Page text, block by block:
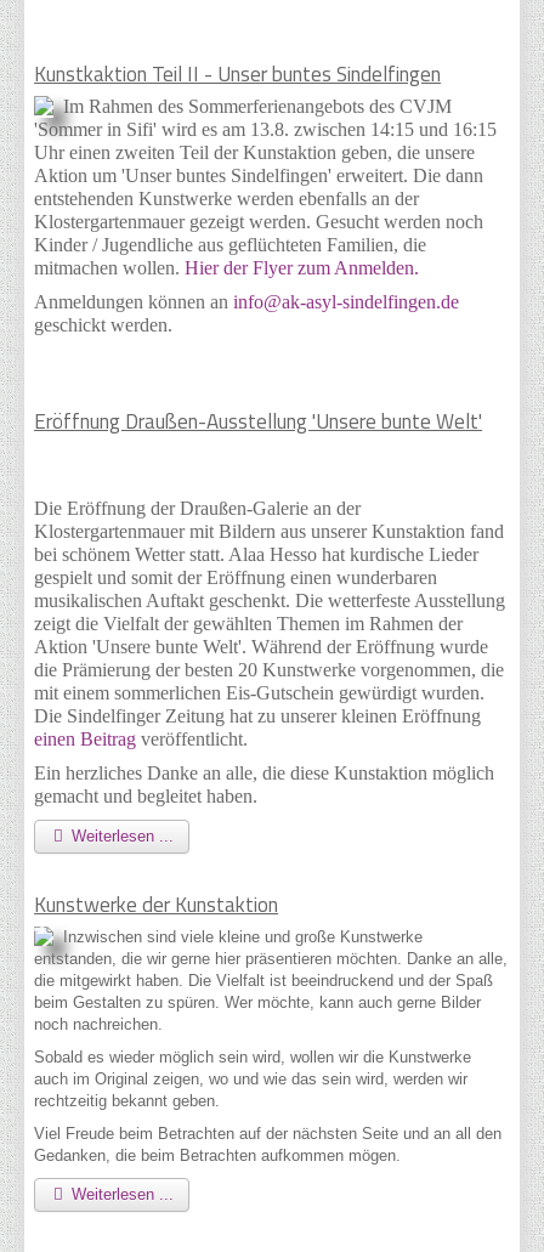
Kunstkaktion Teil II - Unser buntes Sindelfingen
Im Rahmen des Sommerferienangebots des CVJM
'Sommer in Sifi' wird es am 13.8. zwischen 14:15 und 16:15
Uhr einen zweiten Teil der Kunstaktion geben, die unsere
Aktion um 'Unser buntes Sindelfingen' erweitert. Die dann
entstehenden Kunstwerke werden ebenfalls an der
Klostergartenmauer gezeigt werden. Gesucht werden noch
Kinder / Jugendliche aus geflüchteten Familien, die
mitmachen wollen.Hier der Flyer zum Anmelden.
Anmeldungen können aninfo@ak-asyl-sindelfingen.de
geschickt werden.
Eröffnung Draußen-Ausstellung 'Unsere bunte Welt'
Die Eröffnung der Draußen-Galerie an der
Klostergartenmauer mit Bildern aus unserer Kunstaktion fand
bei schönem Wetter statt. Alaa Hesso hat kurdische Lieder
gespielt und somit der Eröffnung einen wunderbaren
musikalischen Auftakt geschenkt. Die wetterfeste Ausstellung
zeigt die Vielfalt der gewählten Themen im Rahmen der
Aktion 'Unsere bunte Welt'. Während der Eröffnung wurde
die Prämierung der besten 20 Kunstwerke vorgenommen, die
mit einem sommerlichen Eis-Gutschein gewürdigt wurden.
Die Sindelfinger Zeitung hat zu unserer kleinen Eröffnung
einen Beitrag veröffentlicht.
Ein herzliches Danke an alle, die diese Kunstaktion möglich
gemacht und begleitet haben.
Weiterlesen ...
Kunstwerke der Kunstaktion
Inzwischen sind viele kleine und große Kunstwerke
entstanden, die wir gerne hier präsentieren möchten. Danke an alle,
die mitgewirkt haben. Die Vielfalt ist beeindruckend und der Spaß
beim Gestalten zu spüren. Wer möchte, kann auch gerne Bilder
noch nachreichen.
Sobald es wieder möglich sein wird, wollen wir die Kunstwerke
auch im Original zeigen, wo und wie das sein wird, werden wir
rechtzeitig bekannt geben.
Viel Freude beim Betrachten auf der nächsten Seite und an all den
Gedanken, die beim Betrachten aufkommen mögen.
Weiterlesen ...